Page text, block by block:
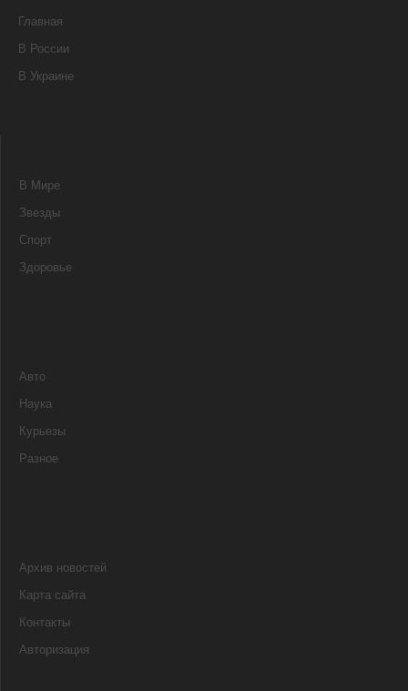
Главная
В России
В Украине
В Мире
Звезды
Спорт
Здоровье
Авто
Наука
Курьезы
Разное
Архив новостей
Карта сайта
Контакты
Авторизация